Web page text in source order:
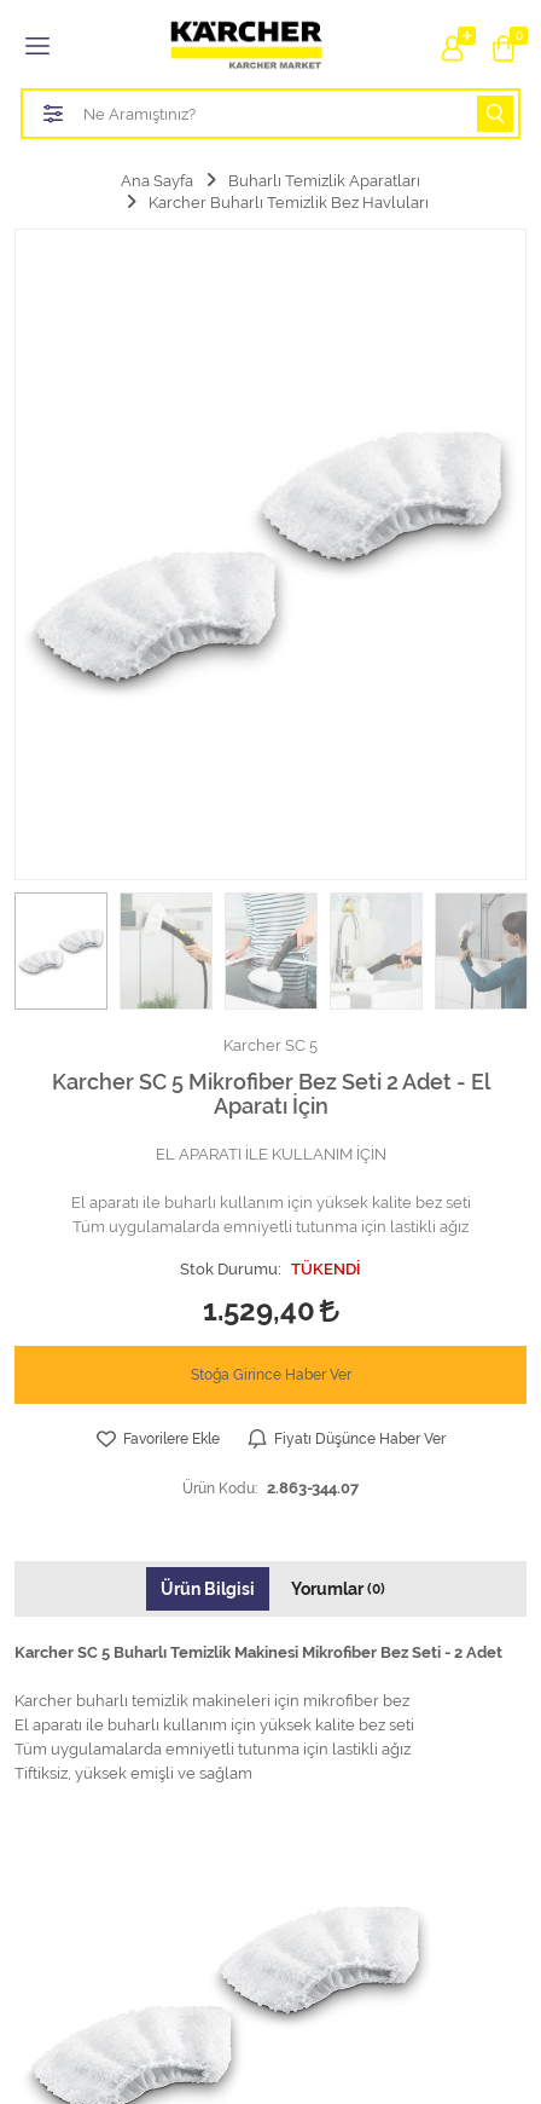
0
Tüm Kategoriler
Bahçe Sulama Ürünleri
Buharlı Temizlik Aparatları
Zemin Temizlik Makine Parçaları
Kimyasallar Deterjanlar
Tüm Kategorileri Gör
Ana Sayfa
Buharlı Temizlik Aparatları
Karcher Buharlı Temizlik Bez Havluları
Karcher SC 5
Karcher SC 5 Mikrofiber Bez Seti 2 Adet - El
Aparatı İçin
EL APARATI İLE KULLANIM İÇİN
El aparatı ile buharlı kullanım için yüksek kalite bez seti
Tüm uygulamalarda emniyetli tutunma için lastikli ağız
Stok Durumu: TÜKENDİ
1.529,40
Stoğa Girince Haber Ver
Favorilere Ekle Fiyatı Düşünce Haber Ver
Ürün Kodu: 2.863-344.07
Ürün Bilgisi Yorumlar(0)
Karcher SC 5 Buharlı Temizlik Makinesi Mikrofiber Bez Seti - 2 Adet
Karcher buharlı temizlik makineleri için mikrofiber bez
El aparatı ile buharlı kullanım için yüksek kalite bez seti
Tüm uygulamalarda emniyetli tutunma için lastikli ağız
Tiftiksiz, yüksek emişli ve sağlam